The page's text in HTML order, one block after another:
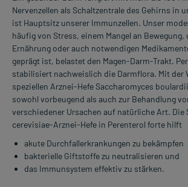
Nervenzellen als Schaltzentrale des Gehirns in
ist Hauptsitz unserer Immunzellen. Unser
häufig von Stress, einem Mangel an Bewegung,
Ernährung oder auch notwendigen
geprägt ist, belastet den Magen-Darm-Trakt.
stabilisiert nachweislich die Darmflora. Mit der
speziellen Arznei-Hefe Saccharomyces
sowohl vorbeugend als auch zur Behandlung
verschiedener Ursachen auf natürliche Art. Die
cerevisiae-Arznei-Hefe in Perenterol forte hilft
akute Durchfallerkrankungen zu bekämpfen
bakterielle Giftstoffe zu neutralisieren und
das Immunsystem effektiv zu stärken.